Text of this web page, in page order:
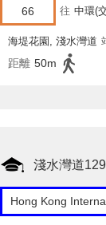
66 往 中環(
海堤花園, 淺水灣道
距離 50m
淺水灣道
Hong Kong